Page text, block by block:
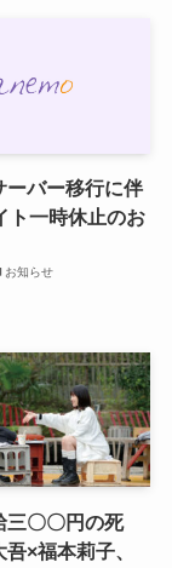
ーバー移行に伴
ト一時休止のお
お知らせ
三〇〇円の死
×福本莉子、